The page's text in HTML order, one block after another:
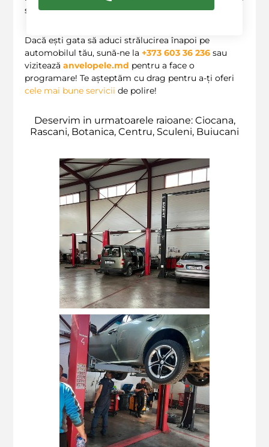
să îți păstrezi automobilul ca nou!
Dacă ești gata să aduci strălucirea înapoi pe
automobilul tău, sună-ne la +373 603 36 236 sau
vizitează anvelopele.md pentru a face o
programare! Te așteptăm cu drag pentru a-ți oferi
cele mai bune servicii de polire!
Deservim in urmatoarele raioane: Ciocana,
Rascani, Botanica, Centru, Sculeni, Buiucani